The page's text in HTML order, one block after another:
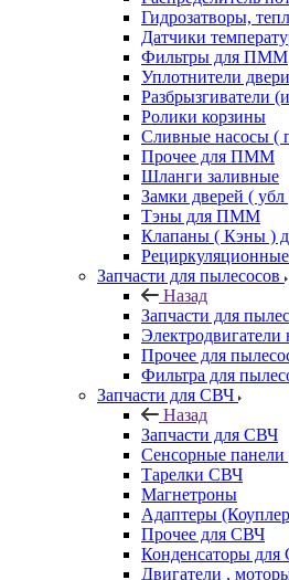
Гидрозатворы,
Датчики
Фильтры для ПММ
Уплотнители
Разбрызгиватели
Ролики корзины
Сливные насосы
Прочее для ПММ
Шланги заливные
Замки дверей (
Тэны для ПММ
Клапаны ( Кэны )
Запчасти для пылесосов
Назад
Запчасти для
Прочее для
Фильтра для
Запчасти для СВЧ
Назад
Запчасти для СВЧ
Сенсорные
Тарелки СВЧ
Магнетроны
Адаптеры
Прочее для СВЧ
Конденсаторы
Двигатели ,